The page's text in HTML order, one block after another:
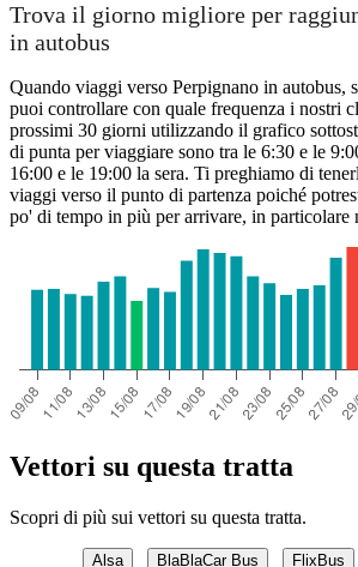
Trova il giorno migliore per
in autobus
Quando viaggi verso Perpignano in autobus,
puoi controllare con quale frequenza i nostri
prossimi 30 giorni utilizzando il grafico
di punta per viaggiare sono tra le 6:30 e le
16:00 e le 19:00 la sera. Ti preghiamo di
viaggi verso il punto di partenza poiché
po' di tempo in più per arrivare, in particolare
Vettori su questa tratta
Scopri di più sui vettori su questa tratta.
Alsa BlaBlaCar Bus FlixBus